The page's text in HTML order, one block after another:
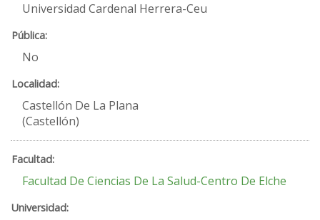
Universidad Cardenal Herrera-Ceu
No
Castellón De La Plana
(Castellón)
Facultad De Ciencias De La Salud-Centro De Elche